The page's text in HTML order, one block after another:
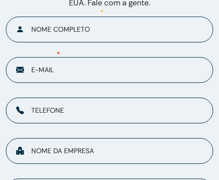
EUA. Fale com a gente.
NOME COMPLETO
E-MAIL
TELEFONE
NOME DA EMPRESA